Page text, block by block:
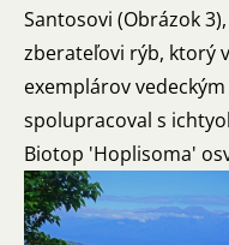
Santosovi (Obrázok
zberateľovi rýb, ktorý
exemplárov
spolupracoval s
Biotop 'Hoplisoma'